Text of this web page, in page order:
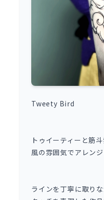
Tweety Bird
トゥイーティーと筋
風の雰囲気でアレンジ
ラインを丁寧に取り